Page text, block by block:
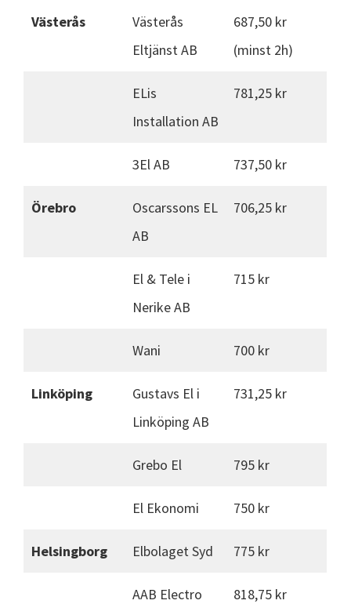
Västerås
Västerås
Eltjänst AB
687,50 kr
(minst 2h)
ELis
Installation AB
781,25 kr
3El AB 737,50 kr
Örebro
Oscarssons EL
AB
706,25 kr
El & Tele i
Nerike AB
715 kr
Wani 700 kr
Linköping
Gustavs El i
Linköping AB
731,25 kr
Grebo El 795 kr
El Ekonomi 750 kr
Helsingborg Elbolaget Syd 775 kr
AAB Electro 818,75 kr